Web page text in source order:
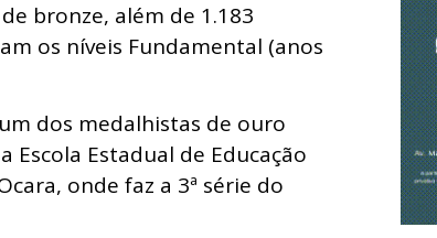
bronze, além de 1.183
os níveis Fundamental (anos
dos medalhistas de ouro
Escola Estadual de Educação
onde faz a 3ª série do